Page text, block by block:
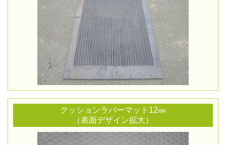
クッションラバーマット12㎜
（表面デザイン拡大）